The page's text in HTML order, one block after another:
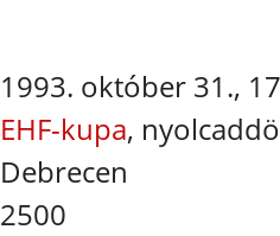
1993. október 31.,
EHF-kupa,
Debrecen
2500